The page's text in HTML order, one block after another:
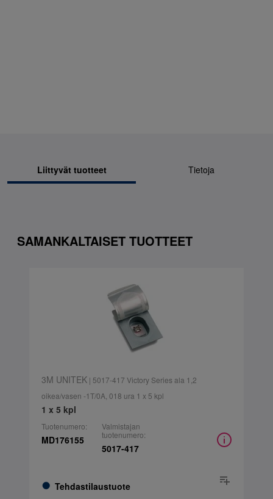
Liittyvät tuotteet Tietoja
SAMANKALTAISET TUOTTEET
3M UNITEK| 5017-417 Victory Series ala 1,2
oikea/vasen -1T/0A, 018 ura 1 x 5 kpl
1 x 5 kpl
Tuotenumero:
MD176155
Tehdastilaustuote
Valmistajan
tuotenumero:
5017-417